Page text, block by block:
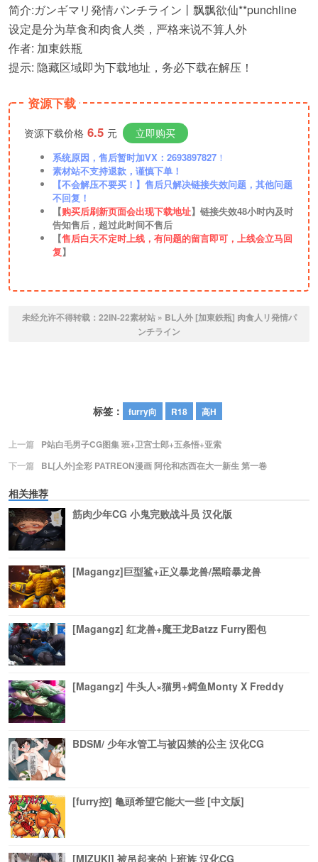
简介:ガンギマリ発情パンチライン丨飘飘欲仙**punchline
设定是分为草食和肉食人类，严格来说不算人外
作者: 加東鉄瓶
提示: 隐藏区域即为下载地址，务必下载在解压！
资源下载
资源下载价格 6.5 元 立即购买
系统原因，售后暂时加VX：2693897827 ！
素材站不支持退款，谨慎下单！
【不会解压不要买！】售后只解决链接失效问题，其他问题
不回复！
【购买后刷新页面会出现下载地址】链接失效48小时内及时
告知售后，超过此时间不售后
【售后白天不定时上线，有问题的留言即可，上线会立马回
复】
未经允许不得转载： 22IN-22素材站» BL人外 [加東鉄瓶] 肉食人リ発情パ
ンチライン
标签： furry向 R18 高H
上一篇
P站白毛男子CG图集 班+卫宫士郎+五条悟+亚索
下一篇
BL[人外]全彩 PATREON漫画 阿伦和杰西在大一新生 第一卷
相关推荐
筋肉少年CG 小鬼完败战斗员 汉化版
[Magangz]巨型鲨+正义暴龙兽/黑暗暴龙兽
[Magangz] 红龙兽+魔王龙Batzz Furry图包
[Magangz] 牛头人×猫男+鳄鱼Monty X Freddy
BDSM/ 少年水管工与被囚禁的公主 汉化CG
[furry控] 亀頭希望它能大一些 [中文版]
[MIZUKI] 被吊起来的上班族 汉化CG